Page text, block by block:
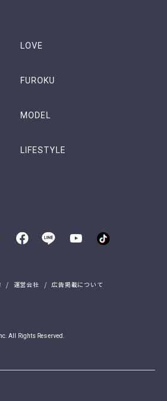
LOVE
FUROKU
MODEL
LIFESTYLE
運営会社
広告掲載について
All Rights Reserved.